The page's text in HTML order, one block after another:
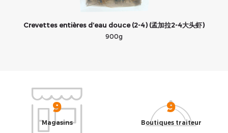
Crevettes entières d’eau douce (2-4) (孟加拉2-4大头虾)
900g
9
Magasins
9
Boutiques traiteur